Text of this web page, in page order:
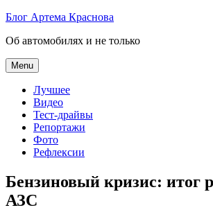
Skip
content
Блог Артема Краснова
Об автомобилях и не только
Menu
Лучшее
Видео
Тест-драйвы
Репортажи
Фото
Рефлексии
Бензиновый кризис: итог
АЗС